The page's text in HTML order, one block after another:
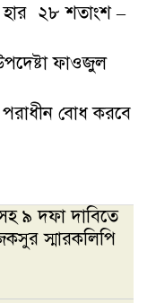
হার ২৮ শতাংশ –
ফাওজুল
পরাধীন বোধ করবে
৯ দফা দাবিতে
স্মারকলিপি